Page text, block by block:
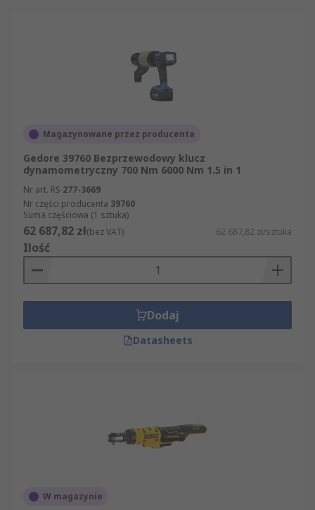
Magazynowane przez producenta
Gedore 39760 Bezprzewodowy klucz
dynamometryczny 700 Nm 6000 Nm 1.5 in 1
Nr art. RS 277-3669
Nr części producenta 39760
Suma częściowa (1 sztuka)
62 687,82 zł(bez VAT) 62 687,82 zł/sztuka
Ilość
Dodaj
Datasheets
W magazynie